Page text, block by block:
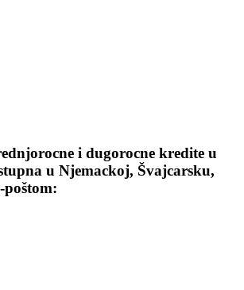
i dugorocne kredite u
u Njemackoj, Švajcarsku,